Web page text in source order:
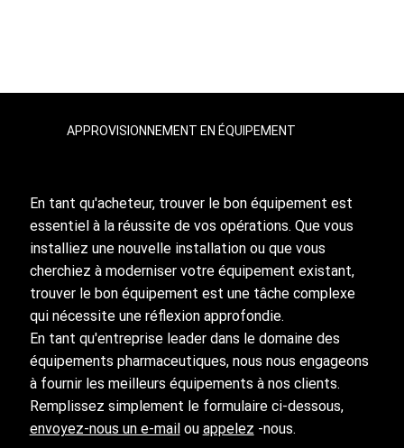
APPROVISIONNEMENT EN ÉQUIPEMENT
En tant qu'acheteur, trouver le bon équipement est
essentiel à la réussite de vos opérations. Que vous
installiez une nouvelle installation ou que vous
cherchiez à moderniser votre équipement existant,
trouver le bon équipement est une tâche complexe
qui nécessite une réflexion approfondie.
En tant qu'entreprise leader dans le domaine des
équipements pharmaceutiques, nous nous engageons
à fournir les meilleurs équipements à nos clients.
Remplissez simplement le formulaire ci-dessous,
envoyez-nous un e-mailou appelez -nous.